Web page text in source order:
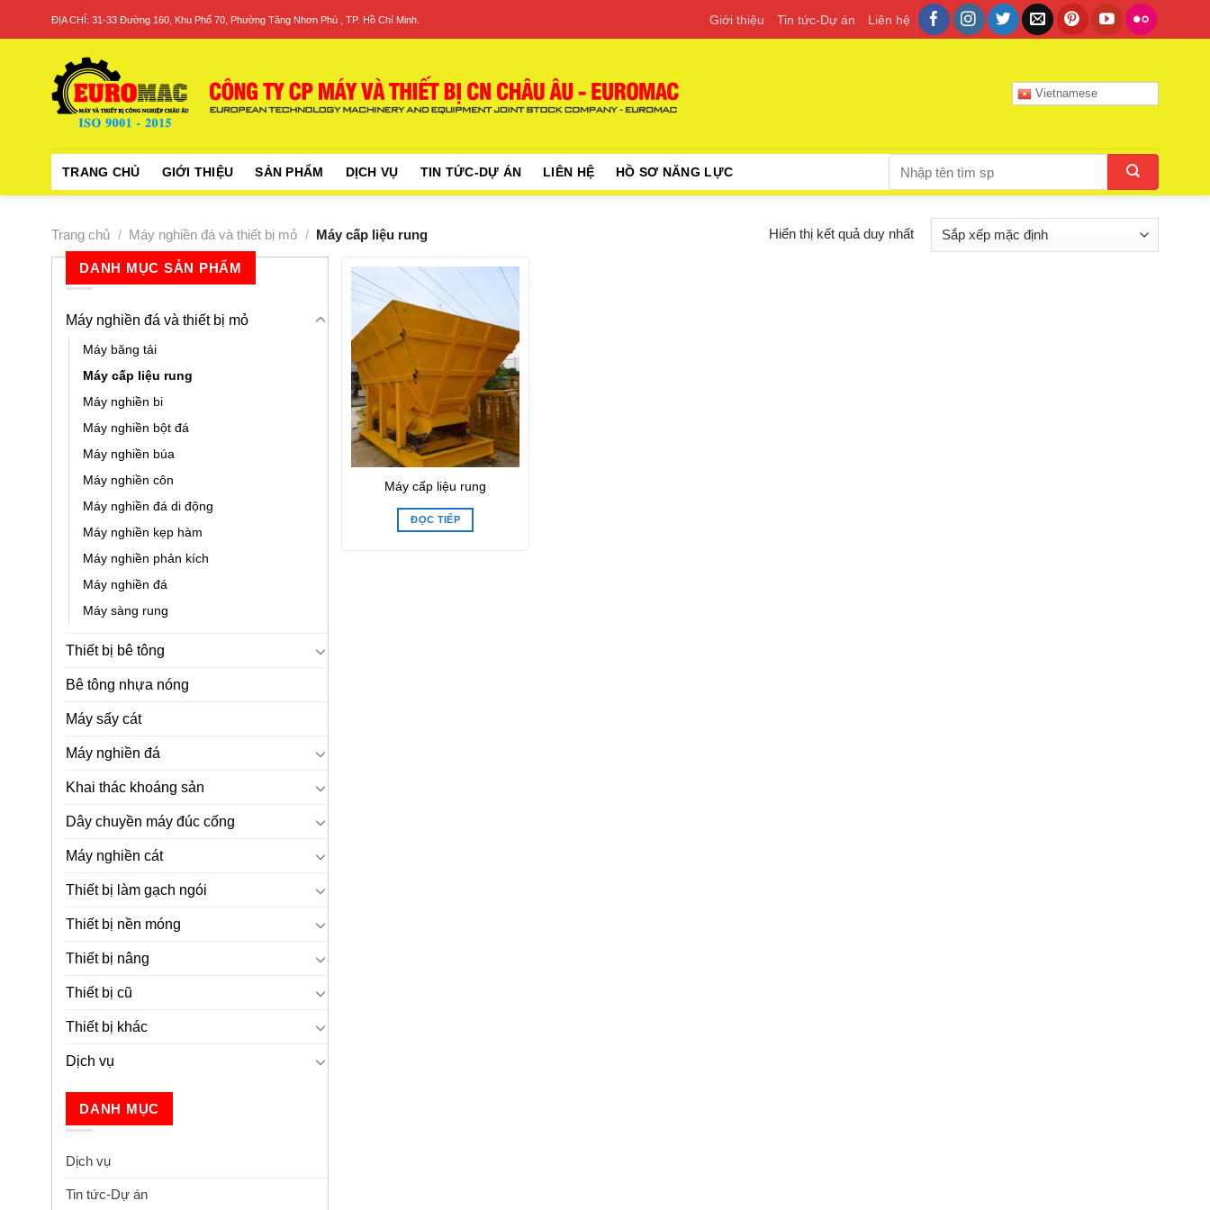
ĐỊA CHỈ: 31-33 Đường 160, Khu Phố 70, Phường Tăng Nhơn Phú , TP. Hồ Chí Minh. Giới thiệu Tin tức-Dự án Liên hệ
Vietnamese
TRANG CHỦ GIỚI THIỆU SẢN PHẨM DỊCH VỤ TIN TỨC-DỰ ÁN LIÊN HỆ HỒ SƠ NĂNG LỰC
kiếm:
Trang chủ / Máy nghiền đá và thiết bị mỏ / Máy cấp liệu rung Hiển thị kết quả duy nhất
DANH MỤC SẢN PHẨM
Máy nghiền đá và thiết bị mỏ
Máy băng tải
Máy cấp liệu rung
Máy nghiền bi
Máy nghiền bột đá
Máy nghiền búa
Máy nghiền côn
Máy nghiền đá di động
Máy nghiền kẹp hàm
Máy nghiền phản kích
Máy nghiền đá
Máy sàng rung
Thiết bị bê tông
Bê tông nhựa nóng
Máy sấy cát
Máy nghiền đá
Khai thác khoáng sản
Dây chuyền máy đúc cống
Máy nghiền cát
Thiết bị làm gạch ngói
Thiết bị nền móng
Thiết bị nâng
Thiết bị cũ
Thiết bị khác
Dịch vụ
DANH MỤC
Dịch vụ
Tin tức-Dự án
Máy cấp liệu rung
ĐỌC TIẾP